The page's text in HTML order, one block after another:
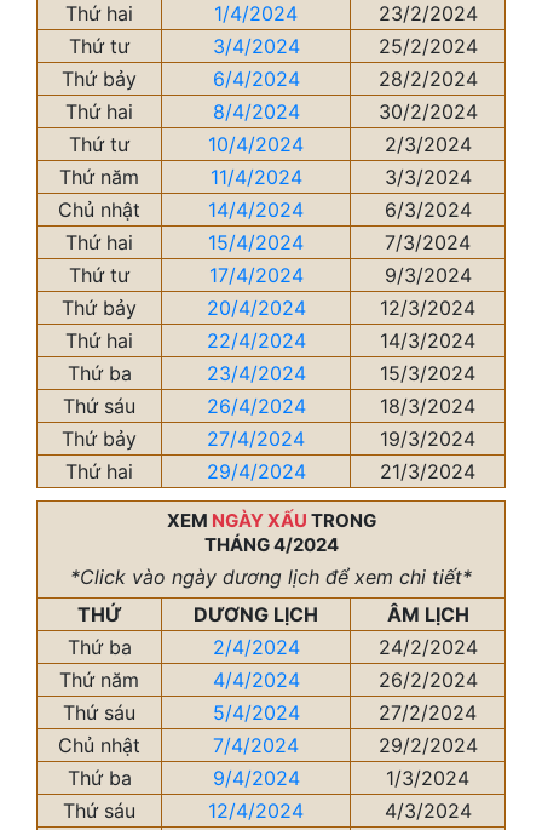
Thứ hai
1/4/2024
23/2/2024
Thứ tư
3/4/2024
25/2/2024
Thứ bảy
6/4/2024
28/2/2024
Thứ hai
8/4/2024
30/2/2024
Thứ tư
10/4/2024
2/3/2024
Thứ năm
11/4/2024
3/3/2024
Chủ nhật
14/4/2024
6/3/2024
Thứ hai
15/4/2024
7/3/2024
Thứ tư
17/4/2024
9/3/2024
Thứ bảy
20/4/2024
12/3/2024
Thứ hai
22/4/2024
14/3/2024
Thứ ba
23/4/2024
15/3/2024
Thứ sáu
26/4/2024
18/3/2024
Thứ bảy
27/4/2024
19/3/2024
Thứ hai
29/4/2024 21/3/2024
XEM NGÀY XẤU TRONG
THÁNG 4/2024
*Click vào ngày dương lịch để xem chi tiết*
THỨ
DƯƠNG LỊCH
ÂM LỊCH
Thứ ba
2/4/2024
24/2/2024
Thứ năm
4/4/2024
26/2/2024
Thứ sáu
5/4/2024
27/2/2024
Chủ nhật
7/4/2024
29/2/2024
Thứ ba
9/4/2024
1/3/2024
Thứ sáu
12/4/2024
4/3/2024